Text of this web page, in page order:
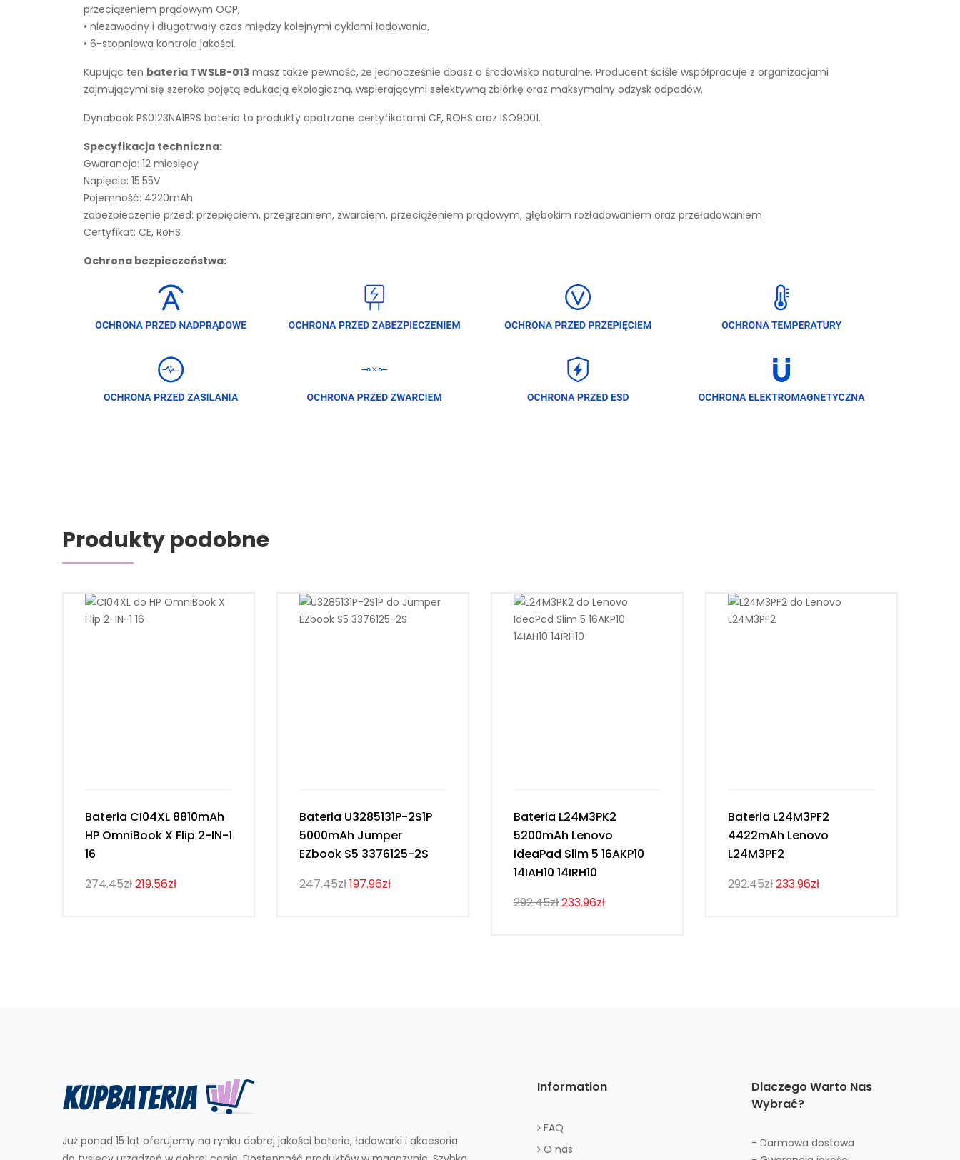
przeciążeniem prądowym OCP,
• niezawodny i długotrwały czas między kolejnymi cyklami ładowania,
• 6-stopniowa kontrola jakości.
Kupując ten bateria TWSLB-013 masz także pewność, że jednocześnie dbasz o środowisko naturalne. Producent ściśle współpracuje z organizacjami
zajmującymi się szeroko pojętą edukacją ekologiczną, wspierającymi selektywną zbiórkę oraz maksymalny odzysk odpadów.
Dynabook PS0123NA1BRS bateria to produkty opatrzone certyfikatami CE, ROHS oraz ISO9001.
Specyfikacja techniczna:
Gwarancja: 12 miesięcy
Napięcie: 15.55V
Pojemność: 4220mAh
zabezpieczenie przed: przepięciem, przegrzaniem, zwarciem, przeciążeniem prądowym, głębokim rozładowaniem oraz przeładowaniem
Certyfikat: CE, RoHS
Ochrona bezpieczeństwa:
Produkty podobne
Bateria CI04XL 8810mAh
HP OmniBook X Flip 2-IN-1
16
274.45zł219.56zł
Bateria U3285131P-2S1P
5000mAh Jumper
EZbook S5 3376125-2S
247.45zł197.96zł
Bateria L24M3PK2
5200mAh Lenovo
IdeaPad Slim 5 16AKP10
14IAH10 14IRH10
292.45zł233.96zł
Bateria L24M3PF2
4422mAh Lenovo
L24M3PF2
292.45zł233.96zł
Już ponad 15 lat oferujemy na rynku dobrej jakości baterie, ładowarki i akcesoria
Information
FAQ
O nas
Dlaczego Warto Nas
Wybrać?
- Darmowa dostawa